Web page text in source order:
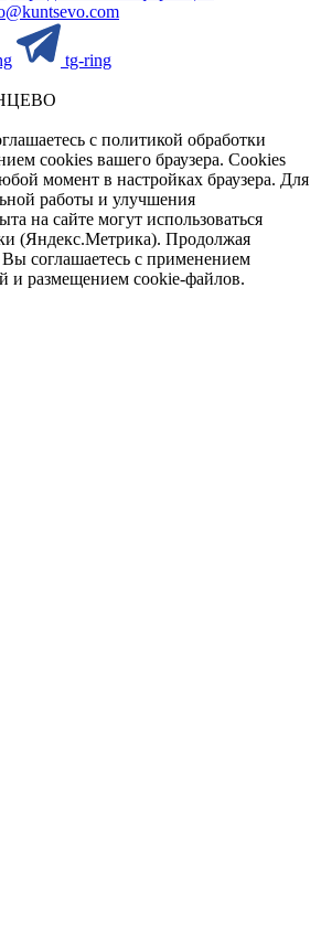
tg-ring
с политикой обработки
cookies вашего браузера. Cookies
момент в настройках браузера. Для
работы и улучшения
на сайте могут использоваться
(Яндекс.Метрика). Продолжая
Вы соглашаетесь с применением
и размещением cookie-файлов.